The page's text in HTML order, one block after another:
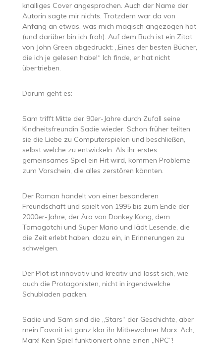
knalliges Cover angesprochen. Auch der Name der
Autorin sagte mir nichts. Trotzdem war da von
Anfang an etwas, was mich magisch angezogen hat
(und darüber bin ich froh). Auf dem Buch ist ein Zitat
von John Green abgedruckt: „Eines der besten Bücher,
die ich je gelesen habe!“ Ich finde, er hat nicht
übertrieben.
Darum geht es:
Sam trifft Mitte der 90er-Jahre durch Zufall seine
Kindheitsfreundin Sadie wieder. Schon früher teilten
sie die Liebe zu Computerspielen und beschließen,
selbst welche zu entwickeln. Als ihr erstes
gemeinsames Spiel ein Hit wird, kommen Probleme
zum Vorschein, die alles zerstören könnten.
Der Roman handelt von einer besonderen
Freundschaft und spielt von 1995 bis zum Ende der
2000er-Jahre, der Ära von Donkey Kong, dem
Tamagotchi und Super Mario und lädt Lesende, die
die Zeit erlebt haben, dazu ein, in Erinnerungen zu
schwelgen.
Der Plot ist innovativ und kreativ und lässt sich, wie
auch die Protagonisten, nicht in irgendwelche
Schubladen packen.
Sadie und Sam sind die „Stars“ der Geschichte, aber
mein Favorit ist ganz klar ihr Mitbewohner Marx. Ach,
Marx! Kein Spiel funktioniert ohne einen „NPC“!